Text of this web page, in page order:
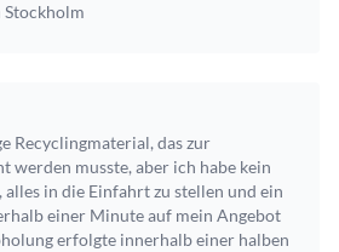
Recyclingmaterial, das zur
werden musste, aber ich habe kein
alles in die Einfahrt zu stellen und ein
einer Minute auf mein Angebot
erfolgte innerhalb einer halben